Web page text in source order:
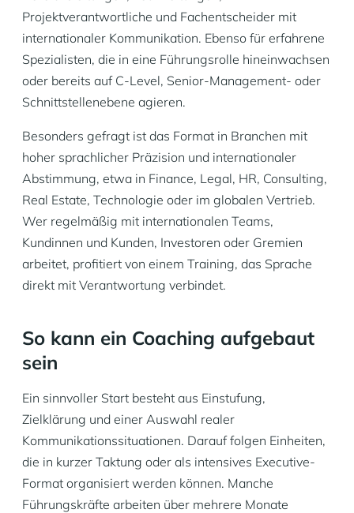
Projektverantwortliche und Fachentscheider mit
internationaler Kommunikation. Ebenso für erfahrene
Spezialisten, die in eine Führungsrolle hineinwachsen
oder bereits auf C-Level, Senior-Management- oder
Schnittstellenebene agieren.
Besonders gefragt ist das Format in Branchen mit
hoher sprachlicher Präzision und internationaler
Abstimmung, etwa in Finance, Legal, HR, Consulting,
Real Estate, Technologie oder im globalen Vertrieb.
Wer regelmäßig mit internationalen Teams,
Kundinnen und Kunden, Investoren oder Gremien
arbeitet, profitiert von einem Training, das Sprache
direkt mit Verantwortung verbindet.
So kann ein Coaching aufgebaut
sein
Ein sinnvoller Start besteht aus Einstufung,
Zielklärung und einer Auswahl realer
Kommunikationssituationen. Darauf folgen Einheiten,
die in kurzer Taktung oder als intensives Executive-
Format organisiert werden können. Manche
Führungskräfte arbeiten über mehrere Monate